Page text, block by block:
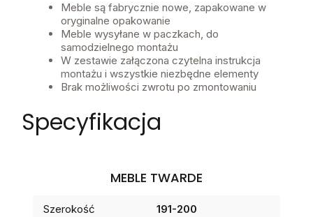
Meble są fabrycznie nowe, zapakowane w
oryginalne opakowanie
Meble wysyłane w paczkach, do
samodzielnego montażu
W zestawie załączona czytelna instrukcja
montażu i wszystkie niezbędne elementy
Brak możliwości zwrotu po zmontowaniu
Specyfikacja
MEBLE TWARDE
Szerokość 191-200